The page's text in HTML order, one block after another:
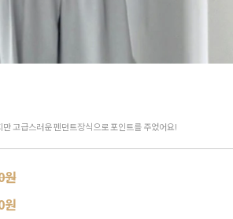
고급스러운 펜던트장식으로 포인트를 주었어요!
원
원